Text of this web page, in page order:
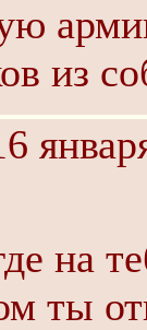
из
на
ты